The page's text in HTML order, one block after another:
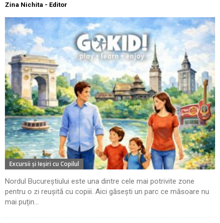
Zina Nichita - Editor
Excursii şi Ieşiri cu Copilul
Nordul Bucureștiului este una dintre cele mai potrivite zone
pentru o zi reușită cu copiii. Aici găsești un parc ce măsoare nu
mai puțin...